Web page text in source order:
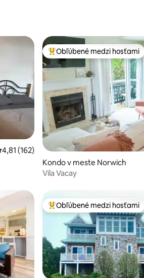
165
ohodnotenie 4,81 z 5, počet
4,81 (162)
Najobľúbenejšie medzi
Obľúbené medzi hosťami
Kondo v meste Norwich
Vila Vacay
Najobľúbenejšie medzi
Obľúbené medzi hosťami